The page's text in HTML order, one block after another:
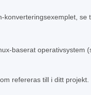
konverteringsexemplet, se
baserat operativsystem
refereras till i ditt projekt.